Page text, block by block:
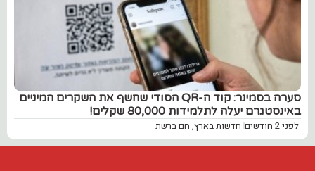
סערה בסמינר: קוד ה-QR הסודי שחשף את השקרים המיניים
באינסטגרם יעלה לתלמידות 80,000 שקלים!
לפני 2 חודשים חדשות בארץ, חם ברשת